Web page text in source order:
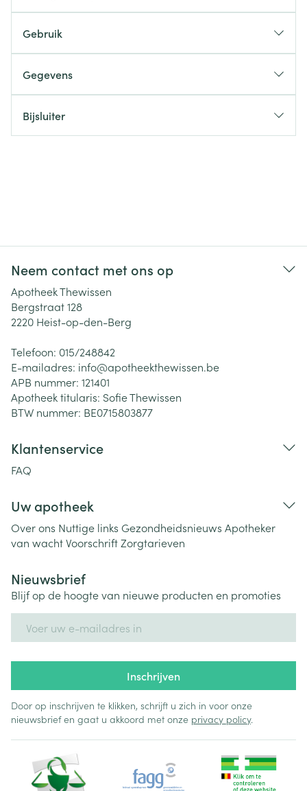
Gebruik
Gegevens
Bijsluiter
Neem contact met ons op
Apotheek Thewissen
Bergstraat 128
2220 Heist-op-den-Berg
Telefoon: 015/248842
E-mailadres: info@apotheekthewissen.be
APB nummer: 121401
Apotheek titularis: Sofie Thewissen
BTW nummer: BE0715803877
Klantenservice
FAQ
Uw apotheek
Over ons Nuttige links Gezondheidsnieuws Apotheker
van wachtVoorschriftZorgtarieven
Nieuwsbrief
Blijf op de hoogte van nieuwe producten en promoties
Inschrijven
Door op inschrijven te klikken, schrijft u zich in voor onze
nieuwsbrief en gaat u akkoord met onze privacy policy.